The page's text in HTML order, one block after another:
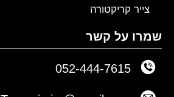
צייר קריקטורה
שמרו על קשר
052-444-7615